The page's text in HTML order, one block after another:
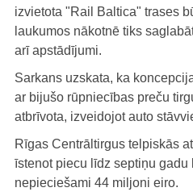
izvietota "Rail Baltica" trases
laukumos nākotnē tiks
arī apstādījumi.
Sarkans uzskata, ka
ar bijušo rūpniecības preču
atbrīvota, izveidojot auto
Rīgas Centrāltirgus telpiskās
īstenot piecu līdz septiņu gadu
nepieciešami 44 miljoni eiro.